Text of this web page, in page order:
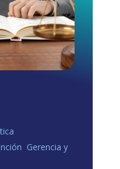
Gerencia y